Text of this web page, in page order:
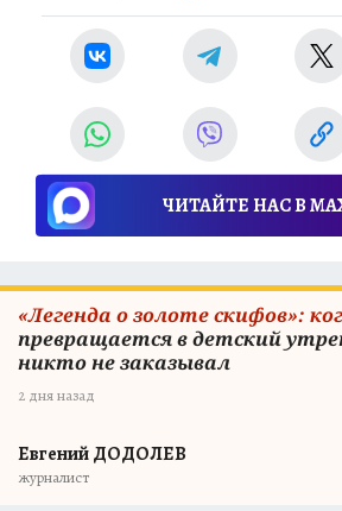
ЧИТАЙТЕ НАС В
«Легенда о золоте скифов»:
превращается в детский
никто не заказывал
2 дня назад
Евгений ДОДОЛЕВ
журналист